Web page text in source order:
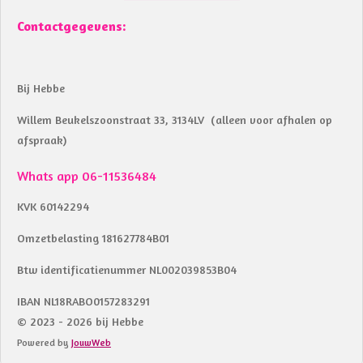
Contactgegevens:
Bij Hebbe
Willem Beukelszoonstraat 33, 3134LV (alleen voor afhalen op
afspraak)
Whats app 06-11536484
KVK 60142294
Omzetbelasting 181627784B01
Btw identificatienummer NL002039853B04
IBAN NL18RABO0157283291
© 2023 - 2026 bij Hebbe
Powered by JouwWeb